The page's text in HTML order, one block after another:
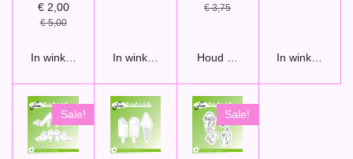
€ 2,00
€ 5,00
In winkelwagen In winkelwagen
€ 3,75
Houd mij op de hoogteIn winkelwagen
Sale! Sale!